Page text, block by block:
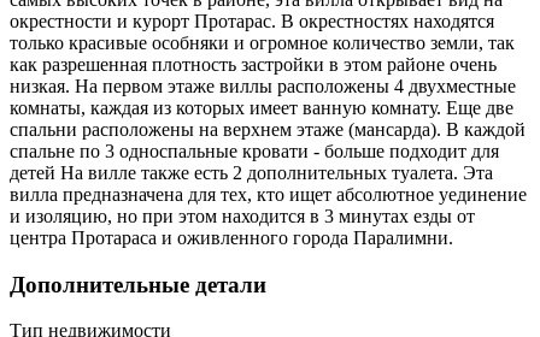
окрестности и курорт Протарас. В окрестностях находятся
только красивые особняки и огромное количество земли, так
как разрешенная плотность застройки в этом районе очень
низкая. На первом этаже виллы расположены 4 двухместные
комнаты, каждая из которых имеет ванную комнату. Еще две
спальни расположены на верхнем этаже (мансарда). В каждой
спальне по 3 односпальные кровати - больше подходит для
детей На вилле также есть 2 дополнительных туалета. Эта
вилла предназначена для тех, кто ищет абсолютное уединение
и изоляцию, но при этом находится в 3 минутах езды от
центра Протараса и оживленного города Паралимни.
Дополнительные детали
Тип недвижимости